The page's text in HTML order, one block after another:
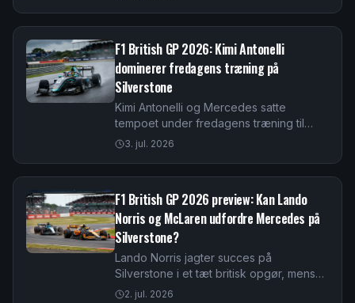
F1 British GP 2026: Kimi Antonelli
dominerer fredagens træning på
Silverstone
Kimi Antonelli og Mercedes satte
tempoet under fredagens træning til
British GP 2026. Læs analysen af de nye
3. jul. 2026
F1 British GP 2026 preview: Kan Lando
Norris og McLaren udfordre Mercedes på
Silverstone?
Lando Norris jagter succes på
Silverstone i et tæt britisk opgør, mens
Kimi Antonelli fører VM. Læs optakten til
2. jul. 2026